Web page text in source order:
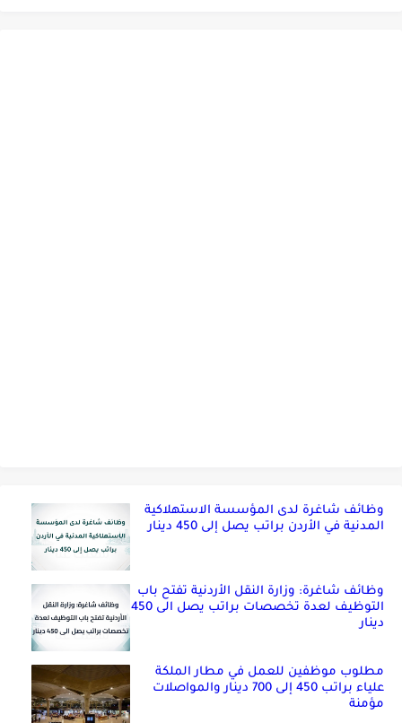
وظائف شاغرة لدى المؤسسة الاستهلاكية
المدنية في الأردن براتب يصل إلى 450 دينار
وظائف شاغرة: وزارة النقل الأردنية تفتح باب
التوظيف لعدة تخصصات براتب يصل الى 450
دينار
مطلوب موظفين للعمل في مطار الملكة
علياء براتب 450 إلى 700 دينار والمواصلات
مؤمنة